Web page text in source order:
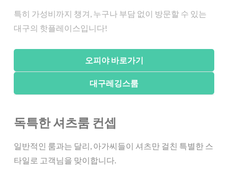
특히 가성비까지 챙겨, 누구나 부담 없이 방문할 수 있는
대구의 핫플레이스입니다!
독특한 셔츠룸 컨셉
일반적인 룸과는 달리, 아가씨들이 셔츠만 걸친 특별한 스
타일로 고객님을 맞이합니다.